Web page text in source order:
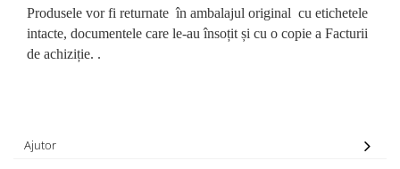
Produsele vor fi returnate în ambalajul original cu etichetele
intacte, documentele care le-au însoțit și cu o copie a Facturii
de achiziție. .
Ajutor